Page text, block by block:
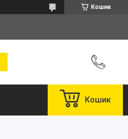
Кошик
Кошик